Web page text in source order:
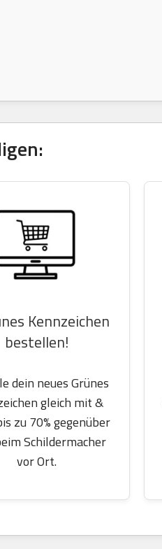
Kennzeichen
bestellen!
dein neues Grünes
gleich mit &
zu 70% gegenüber
Schildermacher
vor Ort.